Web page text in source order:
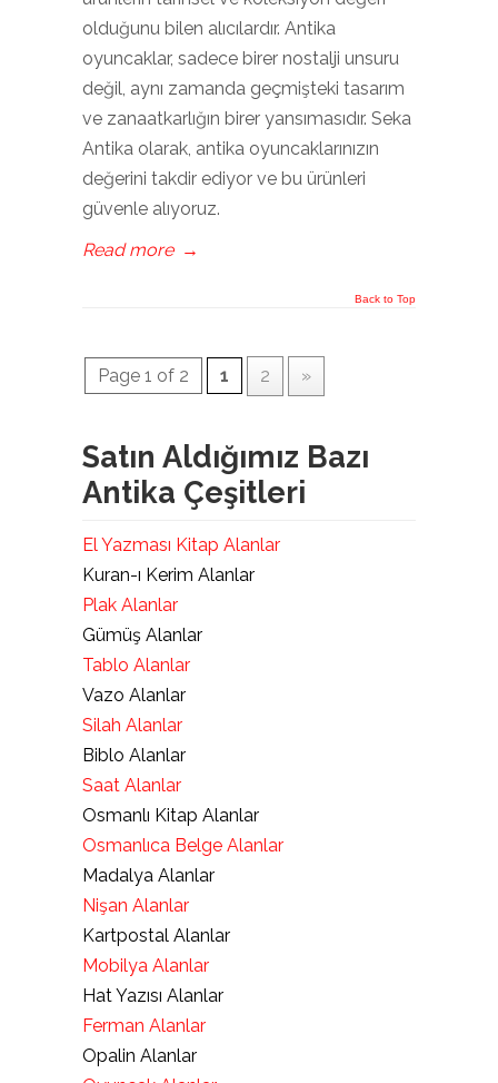
olduğunu bilen alıcılardır. Antika
oyuncaklar, sadece birer nostalji unsuru
değil, aynı zamanda geçmişteki tasarım
ve zanaatkarlığın birer yansımasıdır. Seka
Antika olarak, antika oyuncaklarınızın
değerini takdir ediyor ve bu ürünleri
güvenle alıyoruz.
Read more →
Back to Top
Page 1 of 2 1 2 »
Satın Aldığımız Bazı
Antika Çeşitleri
El Yazması Kitap Alanlar
Kuran-ı Kerim Alanlar
Plak Alanlar
Gümüş Alanlar
Tablo Alanlar
Vazo Alanlar
Silah Alanlar
Biblo Alanlar
Saat Alanlar
Osmanlı Kitap Alanlar
Osmanlıca Belge Alanlar
Madalya Alanlar
Nişan Alanlar
Kartpostal Alanlar
Mobilya Alanlar
Hat Yazısı Alanlar
Ferman Alanlar
Opalin Alanlar